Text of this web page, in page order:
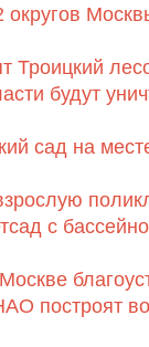
Троицкий
будут
сад на
с
построят